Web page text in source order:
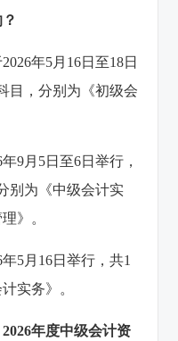
年5月16日至18日
目，分别为《初级会
月5日至6日举行，
别为《中级会计实
》。
5月16日举行，共1
实务》。
年度中级会计资